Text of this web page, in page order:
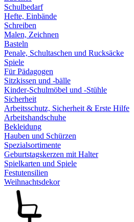
Schulbedarf
Hefte, Einbände
Schreiben
Malen, Zeichnen
Basteln
Penale, Schultaschen und Rucksäcke
Spiele
Für Pädagogen
Sitzkissen und -bälle
Kinder-Schulmöbel und -Stühle
Sicherheit
Arbeitsschutz, Sicherheit & Erste Hilfe
Arbeitshandschuhe
Bekleidung
Hauben und Schürzen
Spezialsortimente
Geburtstagskerzen mit Halter
Spielkarten und Spiele
Festutensilien
Weihnachtsdekor